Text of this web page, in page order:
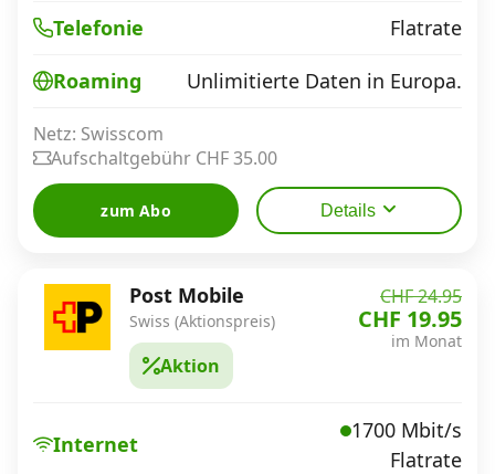
Telefonie Flatrate
Roaming Unlimitierte Daten in Europa.
Netz: Swisscom
Aufschaltgebühr CHF 35.00
zum Abo Details
Post Mobile
Swiss (Aktionspreis)
Aktion
CHF 24.95
CHF 19.95
im Monat
Internet
1700 Mbit/s
Flatrate